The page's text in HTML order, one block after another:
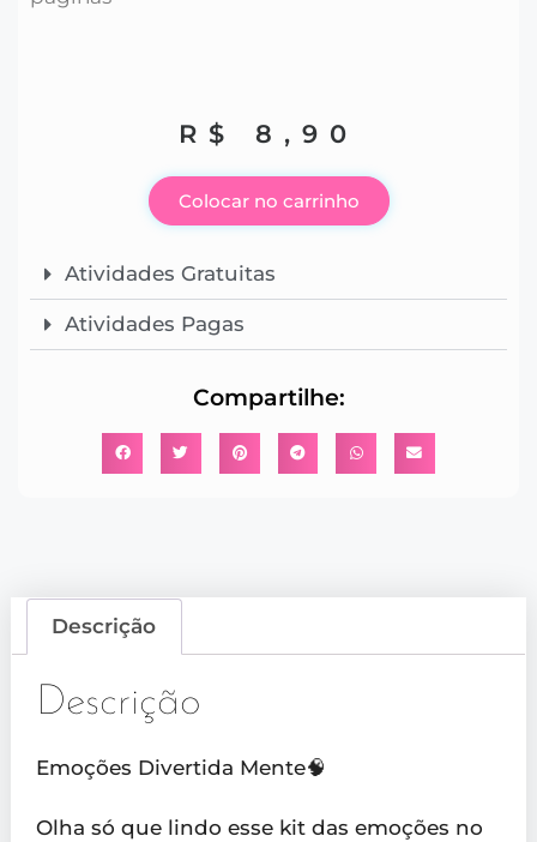
R$ 8,90
Colocar no carrinho
Atividades Gratuitas
Atividades Pagas
Compartilhe:
Descrição
Descrição
Emoções Divertida Mente🧠
Olha só que lindo esse kit das emoções no